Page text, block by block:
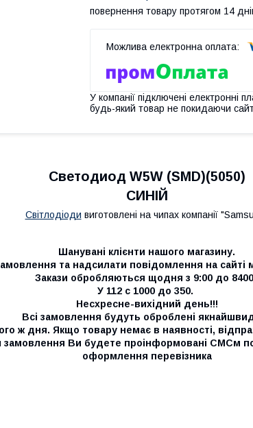
повернення товару протягом 14
У компанії підключені електронні
будь-який товар не покидаючи
Светодиод W5W (SMD)(5050)
СИНІЙ
Світлодіоди виготовлені на чипах компанії
Шанувані клієнти нашого магазину.
та надсилати повідомлення на сайті
Закази обробляються щодня з 9:00 до
У 112 с 1000 до 350.
Несхресне-вихідний день!!!
Всі замовлення будуть оброблені
ж дня. Якщо товару немає в наявності,
замовлення Ви будете проінформовані СМСм
оформлення перевізника